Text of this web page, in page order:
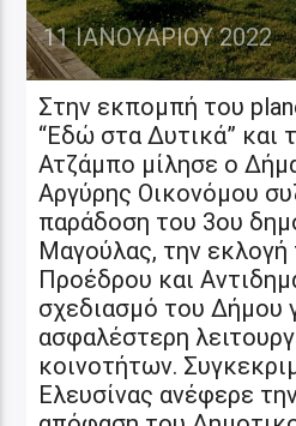
11 ΙΑΝΟΥΑΡΊΟΥ 2022
Στην εκπομπή του
“Εδώ στα Δυτικά” και
Ατζάμπο μίλησε ο
Αργύρης Οικονόμου
παράδοση του 3ου
Μαγούλας, την εκλογή
Προέδρου και
σχεδιασμό του Δήμου
ασφαλέστερη
κοινοτήτων.
Ελευσίνας ανέφερε